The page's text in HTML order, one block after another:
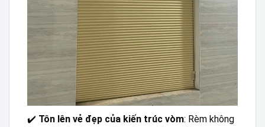
✔️ Tôn lên vẻ đẹp của kiến trúc vòm: Rèm không